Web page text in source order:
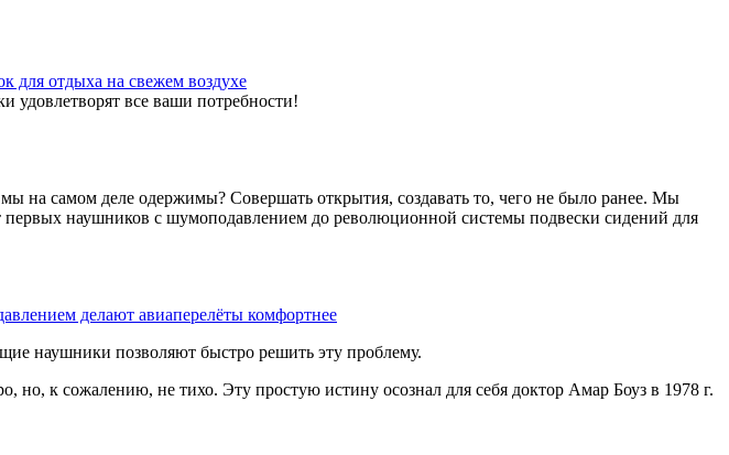
для отдыха на свежем воздухе
все ваши потребности!
на самом деле одержимы? Совершать открытия, создавать то, чего не было ранее. Мы
первых наушников с шумоподавлением до революционной системы подвески сидений для
делают авиаперелёты комфортнее
наушники позволяют быстро решить эту проблему.
к сожалению, не тихо. Эту простую истину осознал для себя доктор Амар Боуз в 1978 г.